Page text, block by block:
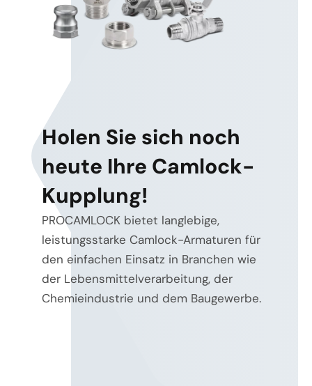
Holen Sie sich noch
heute Ihre Camlock-
Kupplung!
PROCAMLOCK bietet langlebige,
leistungsstarke Camlock-Armaturen für
den einfachen Einsatz in Branchen wie
der Lebensmittelverarbeitung, der
Chemieindustrie und dem Baugewerbe.